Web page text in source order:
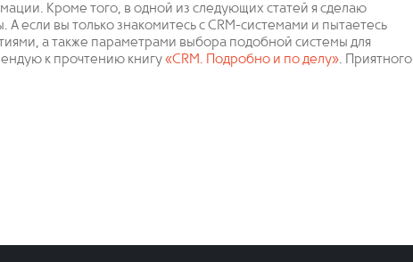
Кроме того, в одной из следующих статей я сделаю
если вы только знакомитесь с CRM-системами и пытаетесь
а также параметрами выбора подобной системы для
к прочтению книгу«CRM. Подробно и по делу». Приятного